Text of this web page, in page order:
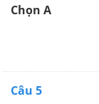
Chọn A
Câu 5